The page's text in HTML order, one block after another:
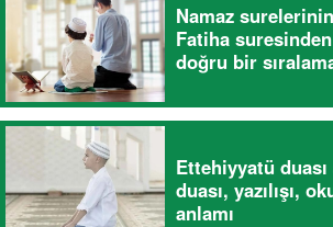
Namaz
Fatiha
doğru bir
Ettehiyyatü
duası, yazılışı,
anlamı